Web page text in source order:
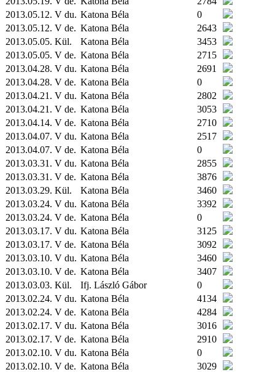
2013.05.12. V du. Katona Béla
0
2013.05.12. V de. Katona Béla
2643
2013.05.05. Kül. Katona Béla
3453
2013.05.05. V de. Katona Béla
2715
2013.04.28. V du. Katona Béla
2691
2013.04.28. V de. Katona Béla
0
2013.04.21. V du. Katona Béla
2802
2013.04.21. V de. Katona Béla
3053
2013.04.14. V de. Katona Béla
2710
2013.04.07. V du. Katona Béla
2517
2013.04.07. V de. Katona Béla
0
2013.03.31. V du. Katona Béla
2855
2013.03.31. V de. Katona Béla
3876
2013.03.29. Kül. Katona Béla
3460
2013.03.24. V du. Katona Béla
3392
2013.03.24. V de. Katona Béla
0
2013.03.17. V du. Katona Béla
3125
2013.03.17. V de. Katona Béla
3092
2013.03.10. V du. Katona Béla
3460
2013.03.10. V de. Katona Béla
3407
2013.03.03. Kül. Ifj. László Gábor
0
2013.02.24. V du. Katona Béla
4134
2013.02.24. V de. Katona Béla
4284
2013.02.17. V du. Katona Béla
3016
2013.02.17. V de. Katona Béla
2910
2013.02.10. V du. Katona Béla
0
2013.02.10. V de. Katona Béla
3029